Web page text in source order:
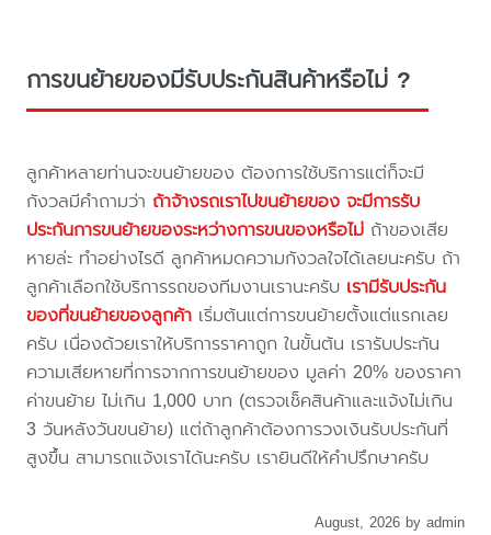
การขนย้ายของมีรับประกันสินค้าหรือไม่ ?
ลูกค้าหลายท่านจะขนย้ายของ ต้องการใช้บริการแต่ก็จะมี
กังวลมีคำถามว่า ถ้าจ้างรถเราไปขนย้ายของ จะมีการรับ
ประกันการขนย้ายของระหว่างการขนของหรือไม่ ถ้าของเสีย
หายล่ะ ทำอย่างไรดี ลูกค้าหมดความกังวลใจได้เลยนะครับ ถ้า
ลูกค้าเลือกใช้บริการรถของทีมงานเรานะครับ เรามีรับประกัน
ของที่ขนย้ายของลูกค้า เริ่มต้นแต่การขนย้ายตั้งแต่แรกเลย
ครับ เนื่องด้วยเราให้บริการราคาถูก ในขั้นต้น เรารับประกัน
ความเสียหายที่การจากการขนย้ายของ มูลค่า 20% ของราคา
ค่าขนย้าย ไม่เกิน 1,000 บาท (ตรวจเช็คสินค้าและแจ้งไม่เกิน
3 วันหลังวันขนย้าย) แต่ถ้าลูกค้าต้องการวงเงินรับประกันที่
สูงขึ้น สามารถแจ้งเราได้นะครับ เรายินดีให้คำปรึกษาครับ
August, 2026 by admin